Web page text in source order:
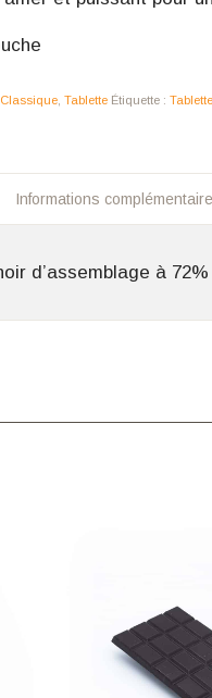
Classique ,Tablette Étiquette :Tablette
Informations
d’assemblage à